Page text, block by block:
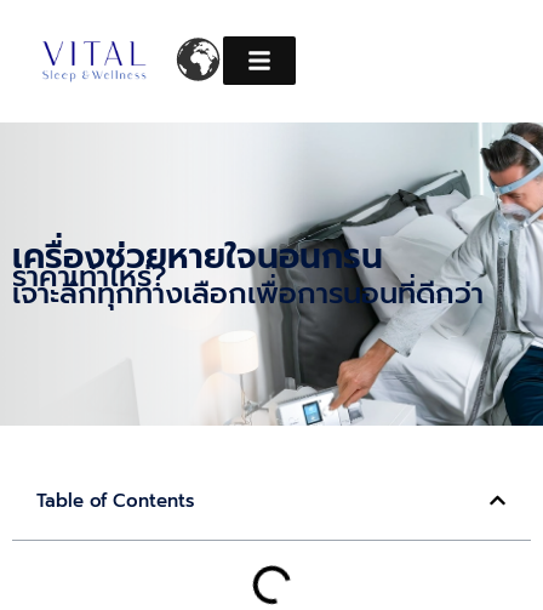
content
เครื่องช่วยหายใจนอนกรน
ราคาเท่าไหร่?
เจาะลึกทุกทางเลือกเพื่อการนอนที่ดีกว่า
Table of Contents